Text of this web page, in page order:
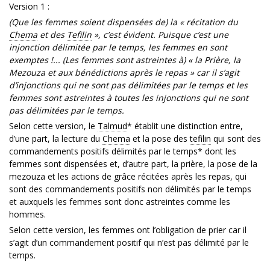
Version 1 :
(Que les femmes soient dispensées de) la « récitation du
Chema et des Tefilin », c’est évident. Puisque c’est une
injonction délimitée par le temps, les femmes en sont
exemptes !... (Les femmes sont astreintes à) « la Prière, la
Mezouza et aux bénédictions après le repas » car il s’agit
d’injonctions qui ne sont pas délimitées par le temps et les
femmes sont astreintes à toutes les injonctions qui ne sont
pas délimitées par le temps.
Selon cette version, le Talmud* établit une distinction entre,
d’une part, la lecture du Chema et la pose destefilin qui sont des
commandements positifs délimités par le temps* dont les
femmes sont dispensées et, d’autre part, la prière, la pose de la
mezouza et les actions de grâce récitées après les repas, qui
sont des commandements positifs non délimités par le temps
et auxquels les femmes sont donc astreintes comme les
hommes.
Selon cette version, les femmes ont l’obligation de prier car il
s’agit d’un commandement positif qui n’est pas délimité par le
temps.